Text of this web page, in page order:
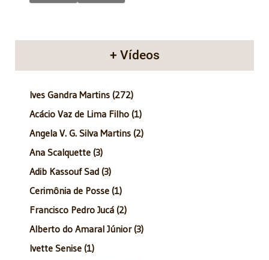
+ Vídeos
Ives Gandra Martins (272)
Acácio Vaz de Lima Filho (1)
Angela V. G. Silva Martins (2)
Ana Scalquette (3)
Adib Kassouf Sad (3)
Cerimônia de Posse (1)
Francisco Pedro Jucá (2)
Alberto do Amaral Júnior (3)
Ivette Senise (1)